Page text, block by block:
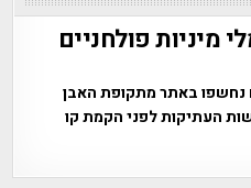
מיניות פולחניים
נחשפו באתר מתקופת האבן
העתיקות לפני הקמת קו